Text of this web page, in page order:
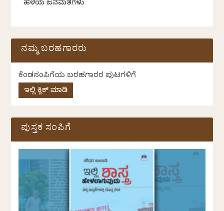
ಹಳೆಯ ಜನಮತಗಳು
ನಮ್ಮ ಬರಹಗಾರರು
ಕೆಂಡಸಂಪಿಗೆಯ ಬರಹಗಾರರ ಪುಟಗಳಿಗೆ
ಇಲ್ಲಿ ಕ್ಲಿಕ್ ಮಾಡಿ
ಪುಸ್ತಕ ಸಂಪಿಗೆ